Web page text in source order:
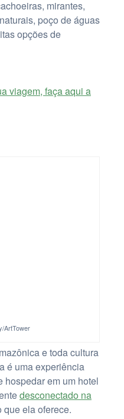
mirantes,
poço de águas
opções de
viagem, faça aqui a
ArtTower
e toda cultura
é uma experiência
hospedar em um hotel
desconectado na
que ela oferece.